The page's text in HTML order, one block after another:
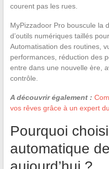
courent pas les rues.
MyPizzadoor Pro bouscule la
d’outils numériques taillés
Automatisation des routines,
performances, réduction des
entre dans une nouvelle ère,
contrôle.
A découvrir également :
vos rêves grâce à un expert
Pourquoi
automatique